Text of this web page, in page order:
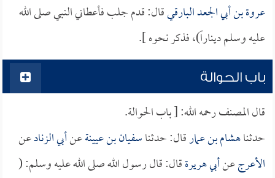
عروة بن أبي الجعد البارقيقال: قدم جلب فأعطاني النبي صلى الله
عليه وسلم ديناراً)، فذكر نحوه ].
باب الحوالة
قال المصنف رحمه الله: [ باب الحوالة.
حدثناهشام بن عمارقال: حدثناسفيان بن عيينةعنأبي الزنادعن
الأعرجعنأبي هريرةقال: قال رسول الله صلى الله عليه وسلم: (